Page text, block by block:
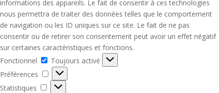
informations des appareils. Le fait de consentir à ces technologies
nous permettra de traiter des données telles que le comportement
de navigation ou les ID uniques sur ce site. Le fait de ne pas
consentir ou de retirer son consentement peut avoir un effet négatif
sur certaines caractéristiques et fonctions.
Fonctionnel
Fonctionnel
Toujours activé
Préférences
Préférences
Statistiques
Statistiques